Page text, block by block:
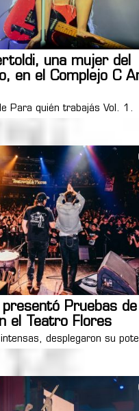
una mujer del
en el Complejo C
Para quién trabajás Vol. 1.
presentó Pruebas de
el Teatro Flores
desplegaron su